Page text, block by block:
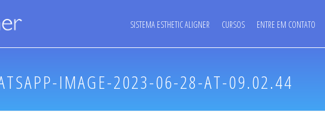
SISTEMA ESTHETIC ALIGNER CURSOS ENTRE EM CONTATO
IMAGE-2023-06-28-AT-09.02.44